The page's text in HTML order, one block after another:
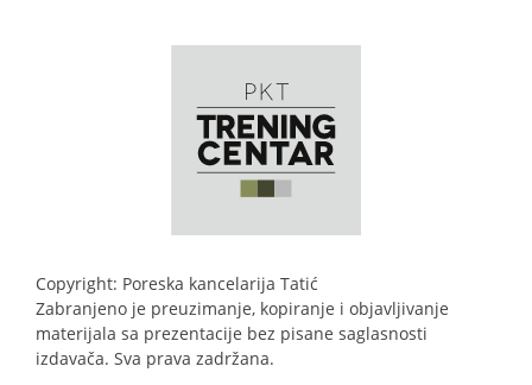
Copyright: Poreska kancelarija Tatić
Zabranjeno je preuzimanje, kopiranje i objavljivanje
materijala sa prezentacije bez pisane saglasnosti
izdavača. Sva prava zadržana.